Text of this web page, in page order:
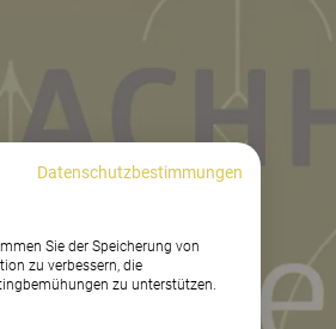
Datenschutzbestimmungen
Sie der Speicherung von
zu verbessern, die
zu unterstützen.